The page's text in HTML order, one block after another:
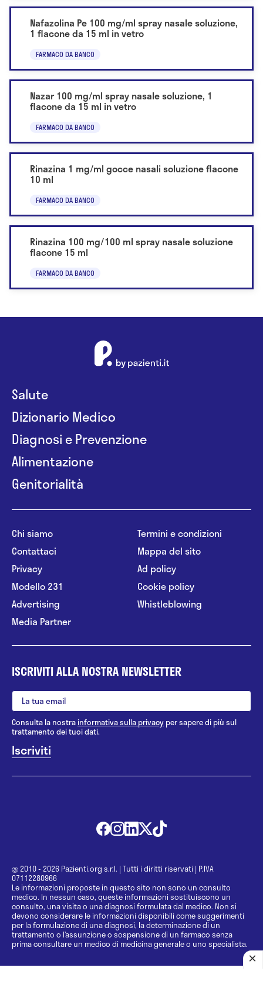
Nafazolina Pe 100 mg/ml spray nasale soluzione,
1 flacone da 15 ml in vetro
FARMACO DA BANCO
Nazar 100 mg/ml spray nasale soluzione, 1
flacone da 15 ml in vetro
FARMACO DA BANCO
Rinazina 1 mg/ml gocce nasali soluzione flacone
10 ml
FARMACO DA BANCO
Rinazina 100 mg/100 ml spray nasale soluzione
flacone 15 ml
FARMACO DA BANCO
Salute
Dizionario Medico
Diagnosi e Prevenzione
Alimentazione
Genitorialità
Chi siamo
Contattaci
Privacy
Modello 231
Advertising
Media Partner
Termini e condizioni
Mappa del sito
Ad policy
Cookie policy
Whistleblowing
ISCRIVITI ALLA NOSTRA NEWSLETTER
Consulta la nostrainformativa sulla privacy per sapere di più sul
trattamento dei tuoi dati.
@ 2010 - 2026 Pazienti.org s.r.l. | Tutti i diritti riservati | P.IVA
07112280966
Le informazioni proposte in questo sito non sono un consulto
medico. In nessun caso, queste informazioni sostituiscono un
consulto, una visita o una diagnosi formulata dal medico. Non si
devono considerare le informazioni disponibili come suggerimenti
per la formulazione di una diagnosi, la determinazione di un
trattamento o l’assunzione o sospensione di un farmaco senza
prima consultare un medico di medicina generale o uno specialista.